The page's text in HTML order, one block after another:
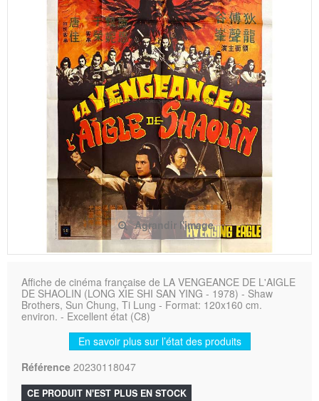
Agrandir l'image
Affiche de cinéma française de LA VENGEANCE DE L'AIGLE
DE SHAOLIN (LONG XIE SHI SAN YING - 1978) - Shaw
Brothers, Sun Chung, Ti Lung - Format: 120x160 cm.
environ. - Excellent état (C8)
En savoir plus sur l’état des produits
Référence 20230118047
CE PRODUIT N'EST PLUS EN STOCK